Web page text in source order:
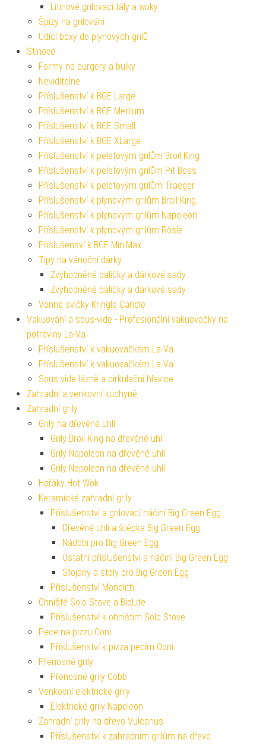
Litinové grilovací tály a woky
Špízy na grilování
Udící boxy do plynových grilů
Stínové
Formy na burgery a bulky
Neviditelne
Příslušenství k BGE Large
Příslušenství k BGE Medium
Příslušenství k BGE Small
Příslušenství k BGE XLarge
Příslušenství k peletovým grilům Broil King
Příslušenství k peletovým grilům Pit Boss
Příslušenství k peletovým grilům Traeger
Příslušenství k plynovým grilům Broil King
Příslušenství k plynovým grilům Napoleon
Příslušenství k plynovým grilům Rösle
Příslušensví k BGE MiniMax
Tipy na vánoční dárky
Zvýhodněné balíčky a dárkové sady
Zvýhodněné balíčky a dárkové sady
Vonné svíčky Kringle Candle
Vakuování a sous-vide - Profesionální vakuovačky na
potraviny La-Va
Příslušenství k vakuovačkám La-Va
Příslušenství k vakuovačkám La-Va
Sous-vide lázně a cirkulační hlavice
Zahradní a venkovní kuchyně
Zahradní grily
Grily na dřevěné uhlí
Grily Broil King na dřevěné uhlí
Grily Napoleon na dřevěné uhlí
Grily Napoleon na dřevěné uhlí
Hořáky Hot Wok
Keramické zahradní grily
Příslušenství a grilovací náčiní Big Green Egg
Dřevěné uhlí a štěpka Big Green Egg
Nádobí pro Big Green Egg
Ostatní příslušenství a náčiní Big Green Egg
Stojany a stoly pro Big Green Egg
Příslušenství Monolith
Ohniště Solo Stove a BioLite
Příslušenství k ohništím Solo Stove
Pece na pizzu Ooni
Příslušenství k pizza pecím Ooni
Přenosné grily
Přenosné grily Cobb
Venkovní elektrické grily
Elektrické grily Napoleon
Zahradní grily na dřevo Vulcanus
Příslušenství k zahradním grilům na dřevo